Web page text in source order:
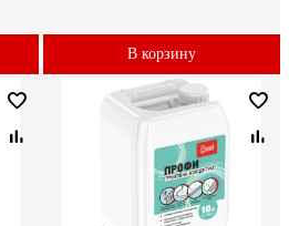
В корзину